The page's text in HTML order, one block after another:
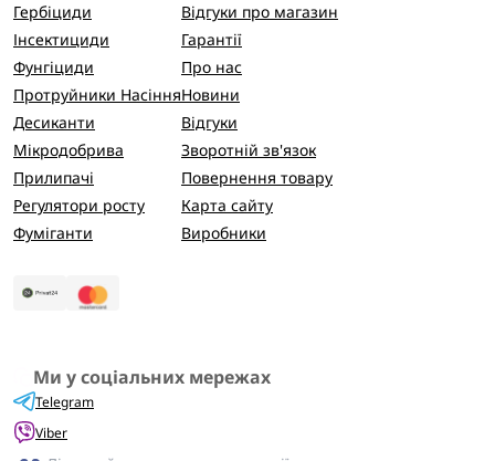
Гербіциди
Інсектициди
Фунгіциди
Протруйники Насіння
Десиканти
Мікродобрива
Прилипачі
Регулятори росту
Фуміганти
Відгуки про магазин
Гарантії
Про нас
Новини
Відгуки
Зворотній зв'язок
Повернення товару
Карта сайту
Виробники
Ми у соціальних мережах
Telegram
Viber